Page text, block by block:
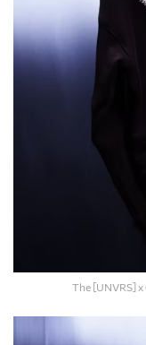
The [UNVRS]